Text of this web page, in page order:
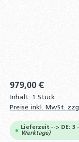
979,00 €
Inhalt: 1 Stück
Preise inkl. MwSt.
Lieferzeit --> DE: 3
Werktage)